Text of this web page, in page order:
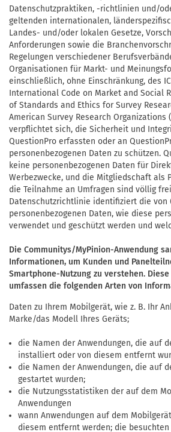
Datenschutzpraktiken, -richtlinien und/
geltenden internationalen,
Landes- und/oder lokalen Gesetze,
Anforderungen sowie die
Regelungen verschiedener
Organisationen für Markt- und
einschließlich, ohne Einschränkung, des
International Code on Market and Social
of Standards and Ethics for Survey
American Survey Research Organizations
verpflichtet sich, die Sicherheit und
QuestionPro erfassten oder an
personenbezogenen Daten zu schützen.
keine personenbezogenen Daten für
Werbezwecke, und die Mitgliedschaft als
die Teilnahme an Umfragen sind völlig
Datenschutzrichtlinie identifiziert die von
personenbezogenen Daten, wie diese
verwendet und geschützt werden und
Die Communitys/MyPinion-Anwendung
Informationen, um Kunden und
Smartphone-Nutzung zu verstehen.
umfassen die folgenden Arten von
Daten zu Ihrem Mobilgerät, wie z. B. Ihr
Marke/das Modell Ihres Geräts;
die Namen der Anwendungen, die auf
installiert oder von diesem entfernt
die Namen der Anwendungen, die auf
gestartet wurden;
die Nutzungsstatistiken der auf dem
Anwendungen
wann Anwendungen auf dem
diesem entfernt werden; die